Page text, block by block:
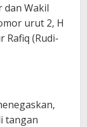
dan Wakil
urut 2, H
Rafiq (Rudi-
tangan